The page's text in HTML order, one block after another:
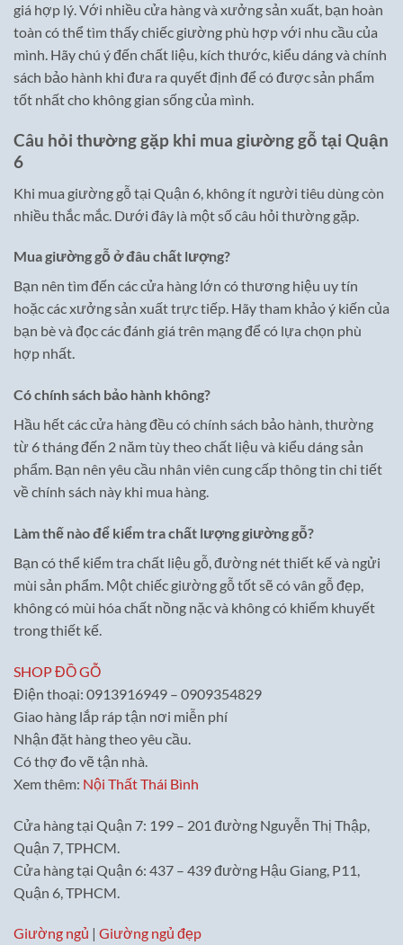
giá hợp lý. Với nhiều cửa hàng và xưởng sản xuất, bạn hoàn
toàn có thể tìm thấy chiếc giường phù hợp với nhu cầu của
mình. Hãy chú ý đến chất liệu, kích thước, kiểu dáng và chính
sách bảo hành khi đưa ra quyết định để có được sản phẩm
tốt nhất cho không gian sống của mình.
Câu hỏi thường gặp khi mua giường gỗ tại Quận
6
Khi mua giường gỗ tại Quận 6, không ít người tiêu dùng còn
nhiều thắc mắc. Dưới đây là một số câu hỏi thường gặp.
Mua giường gỗ ở đâu chất lượng?
Bạn nên tìm đến các cửa hàng lớn có thương hiệu uy tín
hoặc các xưởng sản xuất trực tiếp. Hãy tham khảo ý kiến của
bạn bè và đọc các đánh giá trên mạng để có lựa chọn phù
hợp nhất.
Có chính sách bảo hành không?
Hầu hết các cửa hàng đều có chính sách bảo hành, thường
từ 6 tháng đến 2 năm tùy theo chất liệu và kiểu dáng sản
phẩm. Bạn nên yêu cầu nhân viên cung cấp thông tin chi tiết
về chính sách này khi mua hàng.
Làm thế nào để kiểm tra chất lượng giường gỗ?
Bạn có thể kiểm tra chất liệu gỗ, đường nét thiết kế và ngửi
mùi sản phẩm. Một chiếc giường gỗ tốt sẽ có vân gỗ đẹp,
không có mùi hóa chất nồng nặc và không có khiếm khuyết
trong thiết kế.
SHOP ĐỒ GỖ
Điện thoại: 0913916949 – 0909354829
Giao hàng lắp ráp tận nơi miễn phí
Nhận đặt hàng theo yêu cầu.
Có thợ đo vẽ tận nhà.
Xem thêm: Nội Thất Thái Bình
Cửa hàng tại Quận 7: 199 – 201 đường Nguyễn Thị Thập,
Quận 7, TPHCM.
Cửa hàng tại Quận 6: 437 – 439 đường Hậu Giang, P11,
Quận 6, TPHCM.
Giường ngủ | Giường ngủ đẹp